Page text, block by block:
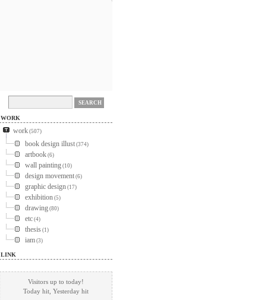
WORK
work (507)
book design illust (374)
artbook (6)
wall painting (10)
design movement (6)
graphic design (17)
exhibition (5)
drawing (80)
etc (4)
thesis (1)
iam (3)
LINK
Visitors up to today!
Today hit, Yesterday hit